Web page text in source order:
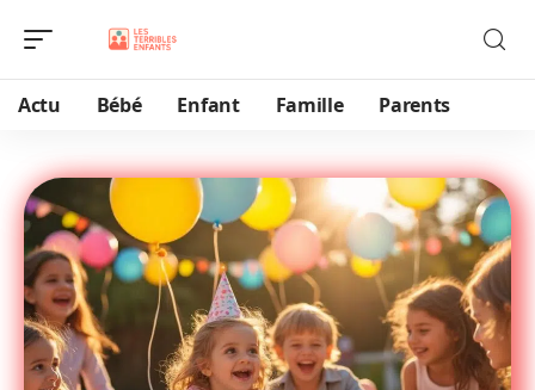
Actu Bébé Enfant Famille Parents